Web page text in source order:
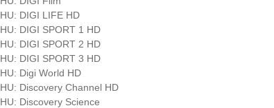
HU: DIGI LIFE HD
HU: DIGI SPORT 1 HD
HU: DIGI SPORT 2 HD
HU: DIGI SPORT 3 HD
HU: Digi World HD
HU: Discovery Channel HD
HU: Discovery Science